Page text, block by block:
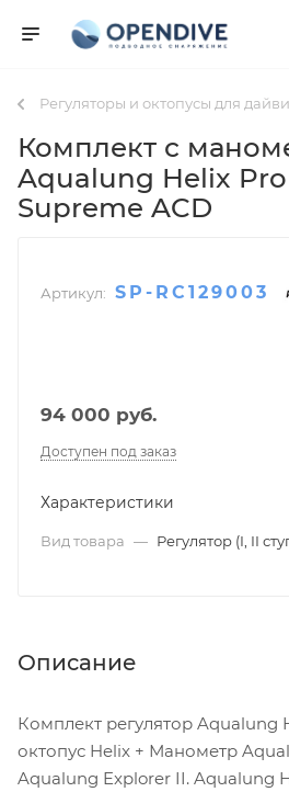
Регуляторы и октопусы для
Комплект с
Aqualung Helix
Supreme ACD
Артикул: SP-RC129003
94 000 руб.
Доступен под заказ
Характеристики
Вид товара — Регулятор (I, II
Описание
Комплект регулятор Aqualung
октопус Helix + Манометр
Aqualung Explorer II. Aqualung